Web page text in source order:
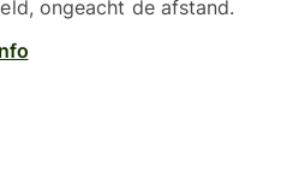
ongeacht de afstand.